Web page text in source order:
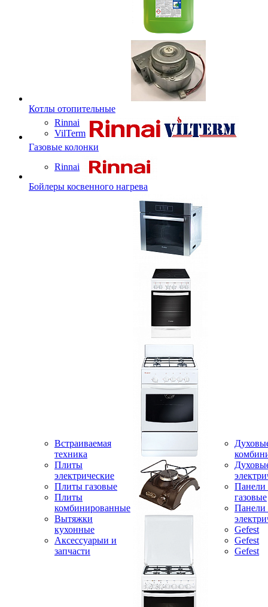
Котлы отопительные
Rinnai
VilTerm
Газовые колонки
Rinnai
Бойлеры косвенного нагрева
Встраиваемая
техника
Плиты
электрические
Плиты газовые
Плиты
комбинированные
Вытяжки
кухонные
Аксессуарыи и
запчасти
Панели
газовые
Панели
Gefest
Gefest
Gefest